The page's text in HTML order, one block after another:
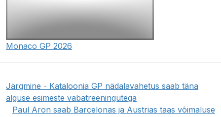
Monaco GP 2026
Järgmine - Kataloonia GP nädalavahetus saab täna
alguse esimeste vabatreeningutega
Paul Aron saab Barcelonas ja Austrias taas võimaluse